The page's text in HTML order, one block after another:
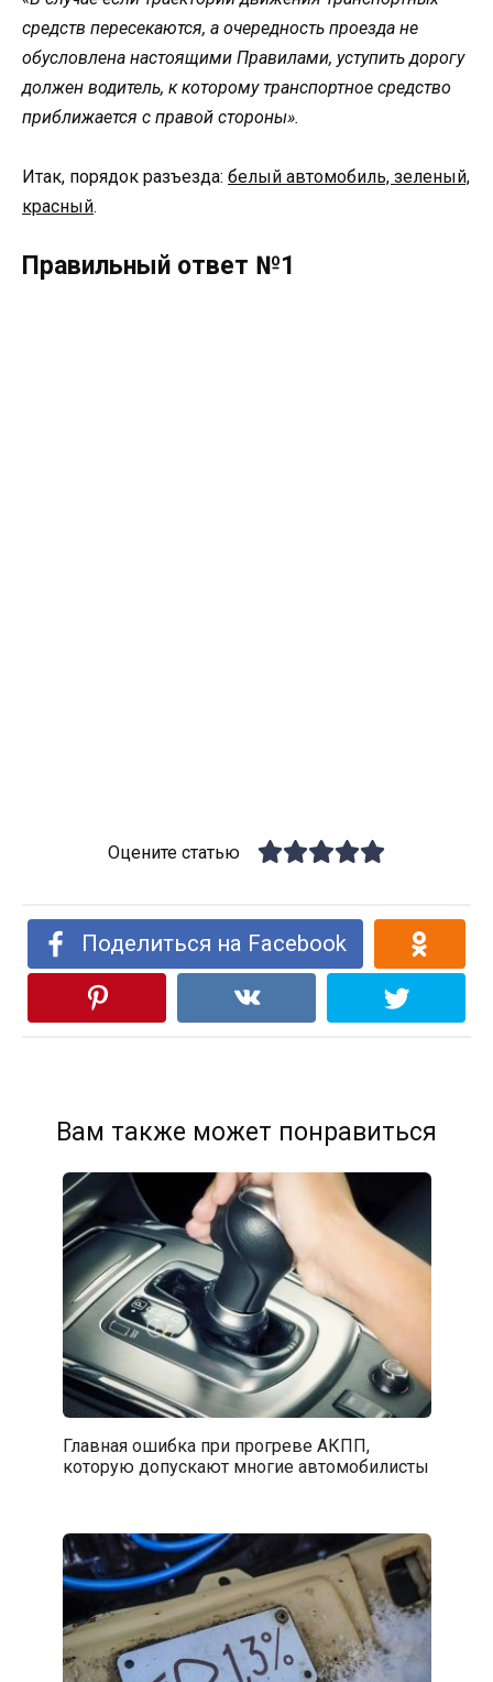
средств пересекаются, а очередность проезда не
обусловлена настоящими Правилами, уступить дорогу
должен водитель, к которому транспортное средство
приближается с правой стороны».
Итак, порядок разъезда: белый автомобиль, зеленый,
красный.
Правильный ответ №1
Оцените статью
Поделиться на Facebook
Вам также может понравиться
Главная ошибка при прогреве АКПП,
которую допускают многие автомобилисты